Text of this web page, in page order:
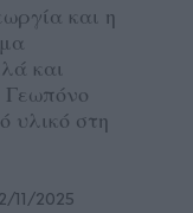
και η
και
Γεωπόνο
υλικό στη
11/2025